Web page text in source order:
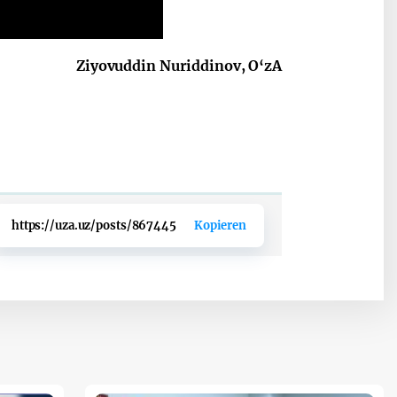
Ziyovuddin Nuriddinov, O‘zA
https://uza.uz/posts/867445 Kopieren